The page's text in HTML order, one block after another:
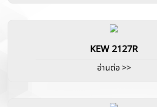
KEW 2127R
อ่านต่อ >>